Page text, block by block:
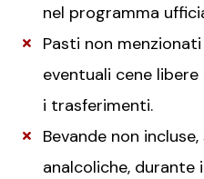
nel programma
Pasti non
eventuali cene
i trasferimenti.
Bevande non
analcoliche, durante